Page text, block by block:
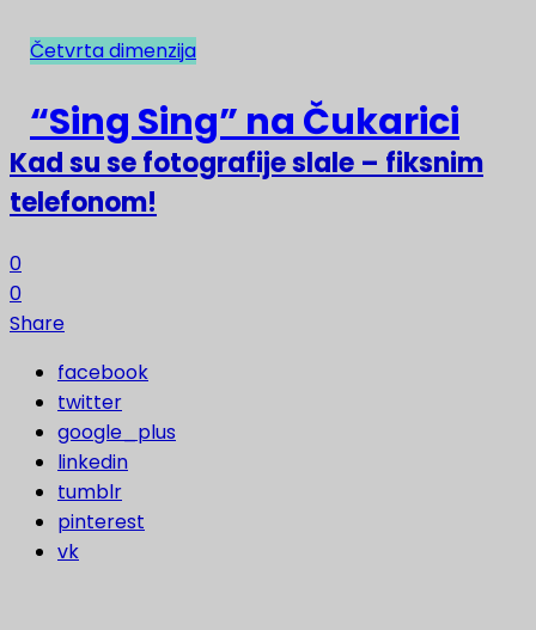
NAJNOVIJE
Kad su se fotografije slale – fiksnim
telefonom!
0
0
Share
facebook
twitter
google_plus
linkedin
tumblr
pinterest
vk
Četvrta dimenzija
“Sing Sing” na Čukarici